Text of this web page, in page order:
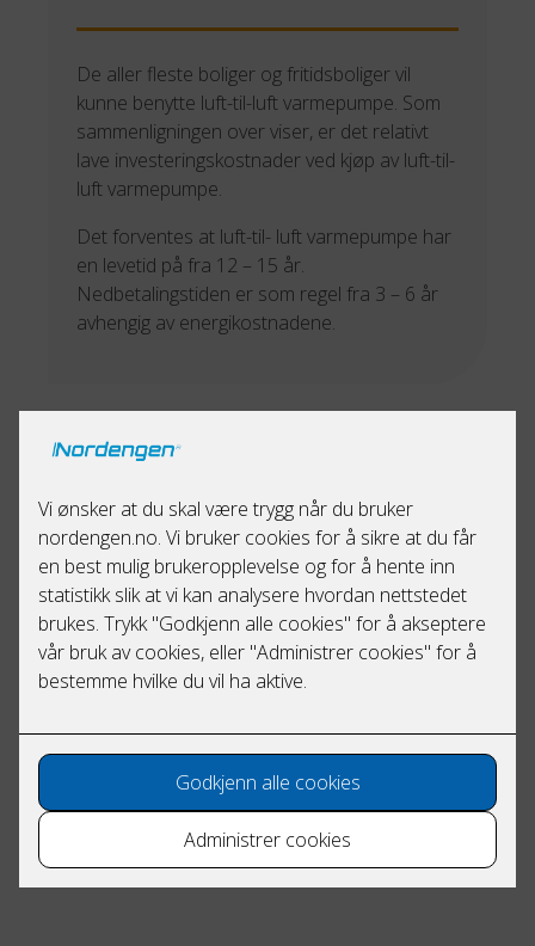
De aller fleste boliger og fritidsboliger vil
kunne benytte luft-til-luft varmepumpe. Som
sammenligningen over viser, er det relativt
lave investeringskostnader ved kjøp av luft-til-
luft varmepumpe.
Det forventes at luft-til- luft varmepumpe har
en levetid på fra 12 – 15 år.
Nedbetalingstiden er som regel fra 3 – 6 år
avhengig av energikostnadene.